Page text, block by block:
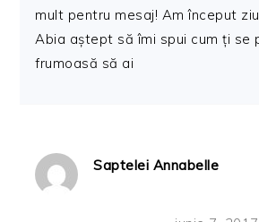
mult pentru mesaj! Am început
Abia aștept să îmi spui cum ți se
frumoasă să ai
Saptelei Annabelle